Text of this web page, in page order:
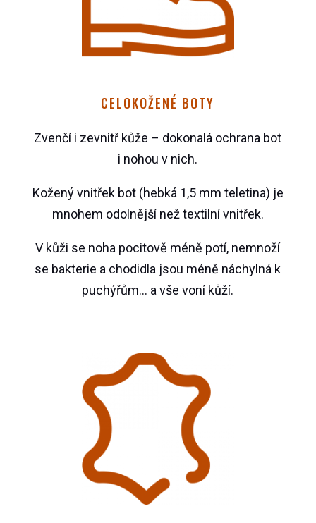
CELOKOŽENÉ BOTY
Zvenčí i zevnitř kůže – dokonalá ochrana bot
i nohou v nich.
Kožený vnitřek bot (hebká 1,5 mm teletina) je
mnohem odolnější než textilní vnitřek.
V kůži se noha pocitově méně potí, nemnoží
se bakterie a chodidla jsou méně náchylná k
puchýřům… a vše voní kůží.